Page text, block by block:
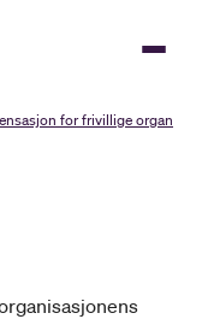
for frivillige